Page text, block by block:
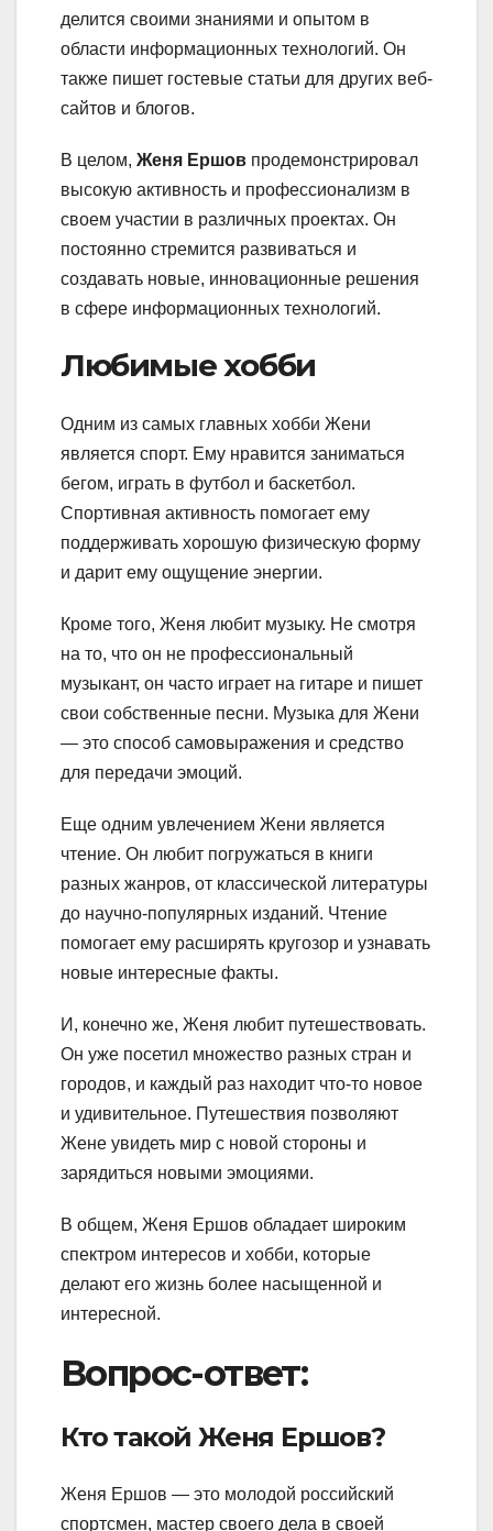
делится своими знаниями и опытом в
области информационных технологий. Он
также пишет гостевые статьи для других веб-
сайтов и блогов.
В целом, Женя Ершов продемонстрировал
высокую активность и профессионализм в
своем участии в различных проектах. Он
постоянно стремится развиваться и
создавать новые, инновационные решения
в сфере информационных технологий.
Любимые хобби
Одним из самых главных хобби Жени
является спорт. Ему нравится заниматься
бегом, играть в футбол и баскетбол.
Спортивная активность помогает ему
поддерживать хорошую физическую форму
и дарит ему ощущение энергии.
Кроме того, Женя любит музыку. Не смотря
на то, что он не профессиональный
музыкант, он часто играет на гитаре и пишет
свои собственные песни. Музыка для Жени
— это способ самовыражения и средство
для передачи эмоций.
Еще одним увлечением Жени является
чтение. Он любит погружаться в книги
разных жанров, от классической литературы
до научно-популярных изданий. Чтение
помогает ему расширять кругозор и узнавать
новые интересные факты.
И, конечно же, Женя любит путешествовать.
Он уже посетил множество разных стран и
городов, и каждый раз находит что-то новое
и удивительное. Путешествия позволяют
Жене увидеть мир с новой стороны и
зарядиться новыми эмоциями.
В общем, Женя Ершов обладает широким
спектром интересов и хобби, которые
делают его жизнь более насыщенной и
интересной.
Вопрос-ответ:
Кто такой Женя Ершов?
Женя Ершов — это молодой российский
спортсмен, мастер своего дела в своей